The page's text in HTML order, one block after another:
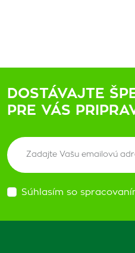
DOSTÁVAJTE
PRE VÁS
Súhlasím so